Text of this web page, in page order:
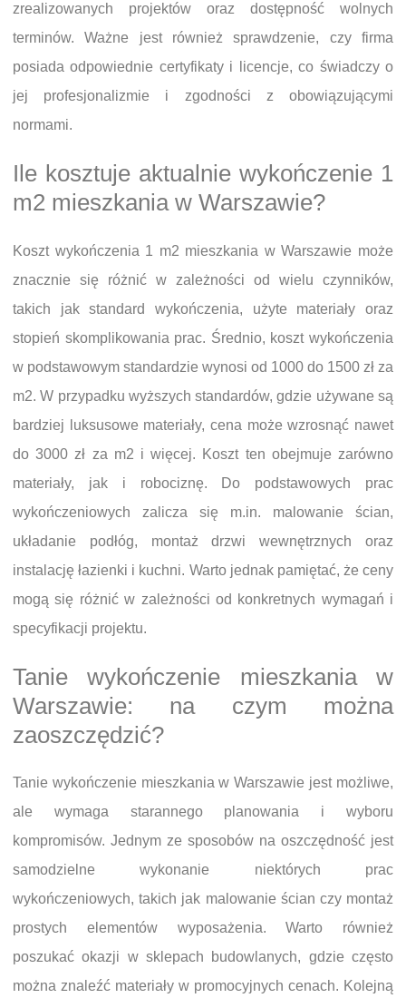
zrealizowanych projektów oraz dostępność wolnych
terminów. Ważne jest również sprawdzenie, czy firma
posiada odpowiednie certyfikaty i licencje, co świadczy o
jej profesjonalizmie i zgodności z obowiązującymi
normami.
Ile kosztuje aktualnie wykończenie 1
m2 mieszkania w Warszawie?
Koszt wykończenia 1 m2 mieszkania w Warszawie może
znacznie się różnić w zależności od wielu czynników,
takich jak standard wykończenia, użyte materiały oraz
stopień skomplikowania prac. Średnio, koszt wykończenia
w podstawowym standardzie wynosi od 1000 do 1500 zł za
m2. W przypadku wyższych standardów, gdzie używane są
bardziej luksusowe materiały, cena może wzrosnąć nawet
do 3000 zł za m2 i więcej. Koszt ten obejmuje zarówno
materiały, jak i robociznę. Do podstawowych prac
wykończeniowych zalicza się m.in. malowanie ścian,
układanie podłóg, montaż drzwi wewnętrznych oraz
instalację łazienki i kuchni. Warto jednak pamiętać, że ceny
mogą się różnić w zależności od konkretnych wymagań i
specyfikacji projektu.
Tanie wykończenie mieszkania w
Warszawie: na czym można
zaoszczędzić?
Tanie wykończenie mieszkania w Warszawie jest możliwe,
ale wymaga starannego planowania i wyboru
kompromisów. Jednym ze sposobów na oszczędność jest
samodzielne wykonanie niektórych prac
wykończeniowych, takich jak malowanie ścian czy montaż
prostych elementów wyposażenia. Warto również
poszukać okazji w sklepach budowlanych, gdzie często
można znaleźć materiały w promocyjnych cenach. Kolejną